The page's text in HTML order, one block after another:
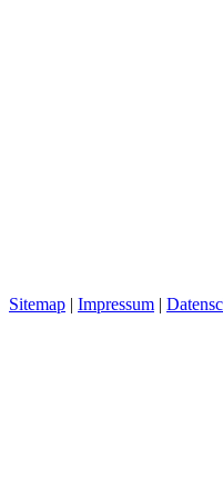
Sitemap | Impressum |